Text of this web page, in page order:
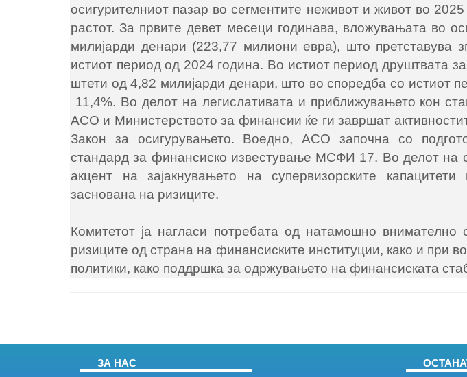
осигурителниот пазар во сегментите неживот и живот во
растот. За првите девет месеци годинава, вложувањата во
милијарди денари (223,77 милиони евра), што претставува
истиот период од 2024 година. Во истиот период друштвата
штети од 4,82 милијарди денари, што во споредба со истиот
11,4%. Во делот на легислативата и приближувањето кон
АСО и Министерството за финансии ќе ги завршат
Закон за осигурувањето. Воедно, АСО започна со
стандард за финансиско известување МСФИ 17. Во делот на
акцент на зајакнувањето на супервизорските
заснована на ризиците.
Комитетот ја нагласи потребата од натамошно
ризиците од страна на финансиските институции, како и при
политики, како поддршка за одржувањето на финансиската
ЗА НАС